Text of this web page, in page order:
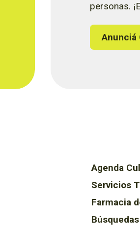
personas.
Anunciá
Agenda
Servicios
Farmacia